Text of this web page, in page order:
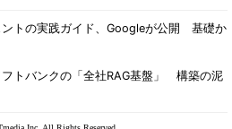
ントの実践ガイド、Googleが公開 基礎か
トバンクの「全社RAG基盤」 構築の泥